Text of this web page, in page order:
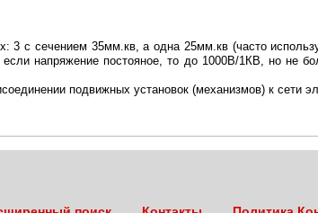
3 с сечением 35мм.кв, а одна 25мм.кв (часто
напряжение постояное, то до 1000В/1КВ, но не
подвижных установок (механизмов) к сети